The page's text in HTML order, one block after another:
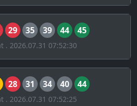
29 35 39 44 45
. 2026.07.31 07:52:30
28 31 34 40 44
. 2026.07.31 07:52:25